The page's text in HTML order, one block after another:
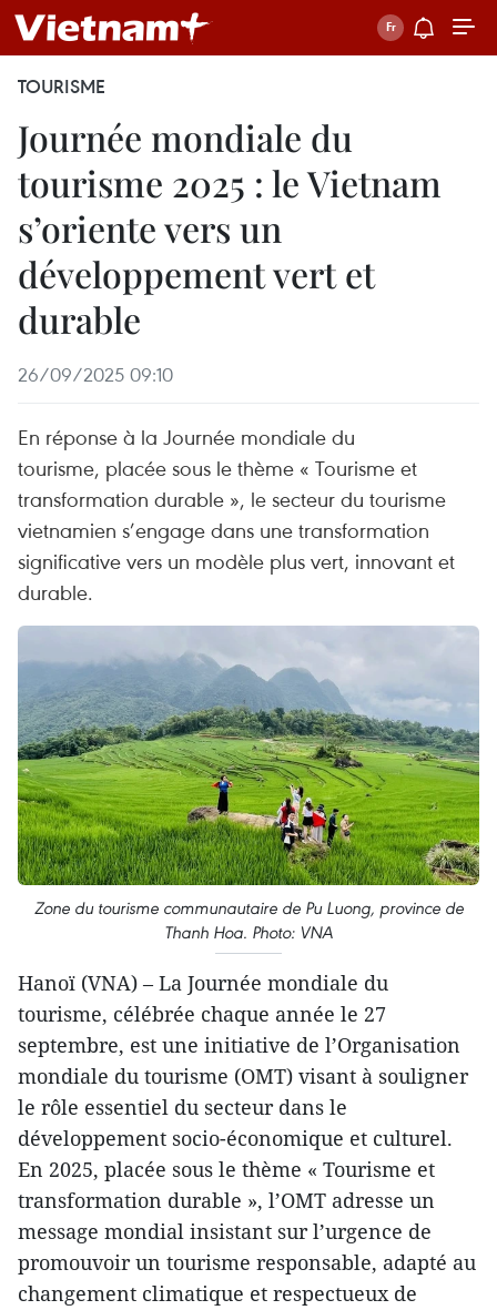
TOURISME
Journée mondiale du
tourisme 2025 : le Vietnam
s’oriente vers un
développement vert et
durable
26/09/2025 09:10
En réponse à la Journée mondiale du
tourisme, placée sous le thème « Tourisme et
transformation durable », le secteur du tourisme
vietnamien s’engage dans une transformation
significative vers un modèle plus vert, innovant et
durable.
Zone du tourisme communautaire de Pu Luong, province de
Thanh Hoa. Photo: VNA
Hanoï (VNA) – La Journée mondiale du
tourisme, célébrée chaque année le 27
septembre, est une initiative de l’Organisation
mondiale du tourisme (OMT) visant à souligner
le rôle essentiel du secteur dans le
développement socio-économique et culturel.
En 2025, placée sous le thème « Tourisme et
transformation durable », l’OMT adresse un
message mondial insistant sur l’urgence de
promouvoir un tourisme responsable, adapté au
changement climatique et respectueux de